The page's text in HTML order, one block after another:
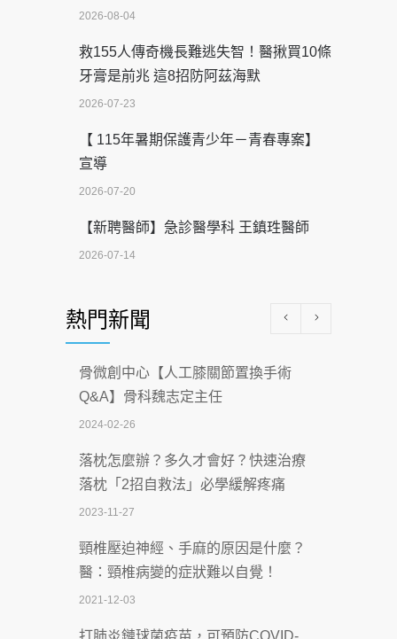
2026-08-04
救155人傳奇機長難逃失智！醫揪買10條
牙膏是前兆 這8招防阿茲海默
2026-07-23
【 115年暑期保護青少年－青春專案】
宣導
2026-07-20
【新聘醫師】急診醫學科 王鎮珄醫師
2026-07-14
科能量
2026-07-08
沒菸酒也瀕臨洗腎？65歲男靠「這習
慣」逆轉腎功能 醫揭3招救命
2026-07-08
體溫飆破41度！醫連收兩例中暑病例：
致死率達8成
2026-07-07
深耕萬華55年 西園醫院回顧發展歷程與
智慧 醫療布局
2026-07-06
熱門新聞
骨微創中心【人工膝關節置換手術
Q&A】骨科魏志定主任
2024-02-26
落枕怎麼辦？多久才會好？快速治療
落枕「2招自救法」必學緩解疼痛
2023-11-27
頸椎壓迫神經、手麻的原因是什麼？
醫：頸椎病變的症狀難以自覺！
2021-12-03
打肺炎鏈球菌疫苗，可預防COVID-